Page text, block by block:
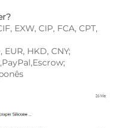
EXW, CIP, FCA, CPT,
HKD, CNY;